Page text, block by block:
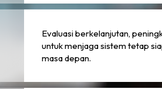
Evaluasi berkelanjutan,
untuk menjaga sistem tetap
masa depan.